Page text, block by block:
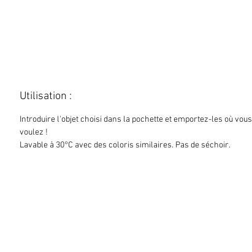
Utilisation :
Introduire l'objet choisi dans la pochette et emportez-les où vous
voulez !
Lavable à 30°C avec des coloris similaires. Pas de séchoir.